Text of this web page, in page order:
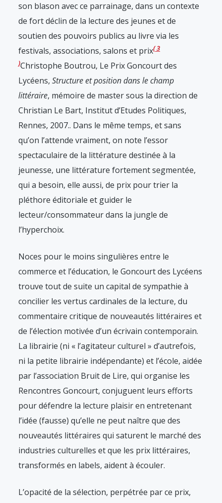
son blason avec ce parrainage, dans un contexte
de fort déclin de la lecture des jeunes et de
soutien des pouvoirs publics au livre via les
festivals, associations, salons et prix 3
Christophe Boutrou, Le Prix Goncourt des
Lycéens, Structure et position dans le champ
littéraire, mémoire de master sous la direction de
Christian Le Bart, Institut d’Etudes Politiques,
Rennes, 2007.. Dans le même temps, et sans
qu’on l’attende vraiment, on note l’essor
spectaculaire de la littérature destinée à la
jeunesse, une littérature fortement segmentée,
qui a besoin, elle aussi, de prix pour trier la
pléthore éditoriale et guider le
lecteur/consommateur dans la jungle de
l’hyperchoix.
Noces pour le moins singulières entre le
commerce et l’éducation, le Goncourt des Lycéens
trouve tout de suite un capital de sympathie à
concilier les vertus cardinales de la lecture, du
commentaire critique de nouveautés littéraires et
de l’élection motivée d’un écrivain contemporain.
La librairie (ni « l’agitateur culturel » d’autrefois,
ni la petite librairie indépendante) et l’école, aidée
par l’association Bruit de Lire, qui organise les
Rencontres Goncourt, conjuguent leurs efforts
pour défendre la lecture plaisir en entretenant
l’idée (fausse) qu’elle ne peut naître que des
nouveautés littéraires qui saturent le marché des
industries culturelles et que les prix littéraires,
transformés en labels, aident à écouler.
L’opacité de la sélection, perpétrée par ce prix,